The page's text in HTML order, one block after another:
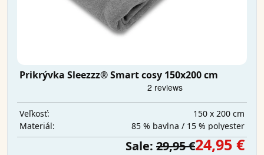
Prikrývka Sleezzz® Smart cosy 150x200 cm
Veľkosť:
150 x 200 cm
Materiál:
85 % bavlna / 15 % polyester
Sale: 29,95 €24,95 €